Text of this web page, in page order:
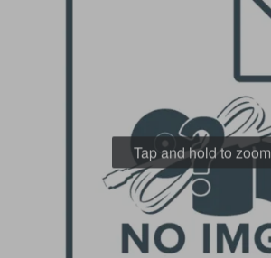
Tap and hold to zoom